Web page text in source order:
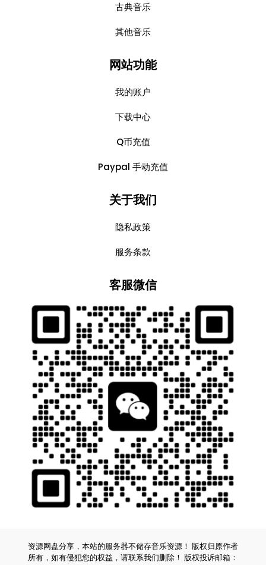
古典音乐
其他音乐
网站功能
我的账户
下载中心
Q币充值
Paypal 手动充值
关于我们
隐私政策
服务条款
客服微信
资源网盘分享，本站的服务器不储存音乐资源！ 版权归原作者
所有，如有侵犯您的权益，请联系我们删除！ 版权投诉邮箱：